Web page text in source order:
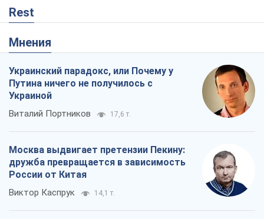
Rest
Мнения
Украинский парадокс, или Почему у
Путина ничего не получилось с
Украиной
Виталий Портников 17,6 т.
Москва выдвигает претензии Пекину:
дружба превращается в зависимость
России от Китая
Виктор Каспрук 14,1 т.